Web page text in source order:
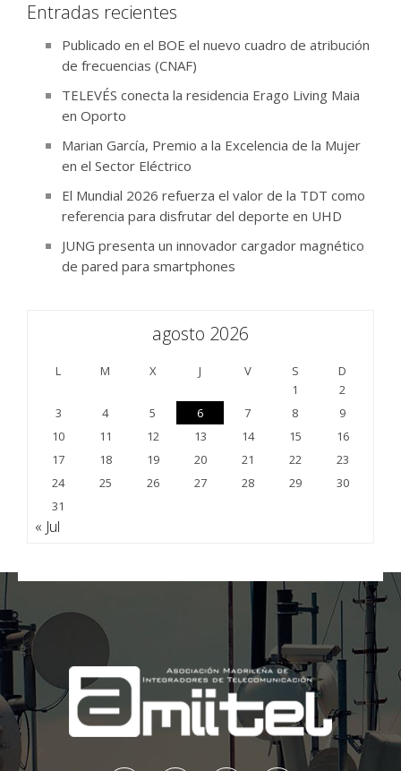
Entradas recientes
Publicado en el BOE el nuevo cuadro de atribución
de frecuencias (CNAF)
TELEVÉS conecta la residencia Erago Living Maia
en Oporto
Marian García, Premio a la Excelencia de la Mujer
en el Sector Eléctrico
El Mundial 2026 refuerza el valor de la TDT como
referencia para disfrutar del deporte en UHD
JUNG presenta un innovador cargador magnético
de pared para smartphones
agosto 2026
L M X J V S
D
1
2
3
4 5 6 7 8
9
10
11 12 13 14 15
16
17
18 19 20 21 22
23
24
25 26 27 28 29
30
31
« Jul
;